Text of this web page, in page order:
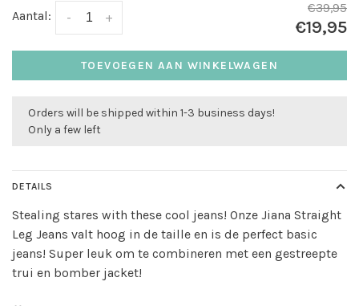
Aantal: +
-
€39,95
€19,95
TOEVOEGEN AAN WINKELWAGEN
Orders will be shipped within 1-3 business days!
Only a few left
DETAILS
Stealing stares with these cool jeans! Onze Jiana Straight
Leg Jeans valt hoog in de taille en is de perfect basic
jeans! Super leuk om te combineren met een gestreepte
trui en bomber jacket!